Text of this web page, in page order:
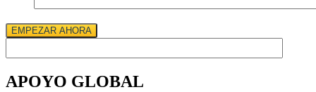
EMPEZAR AHORA
APOYO GLOBAL